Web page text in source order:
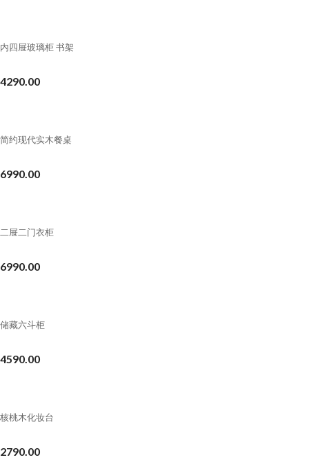
内四屉玻璃柜 书架
4290.00
简约现代实木餐桌
6990.00
二屉二门衣柜
6990.00
储藏六斗柜
4590.00
核桃木化妆台
2790.00